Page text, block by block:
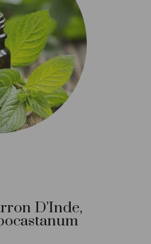
D’Inde,